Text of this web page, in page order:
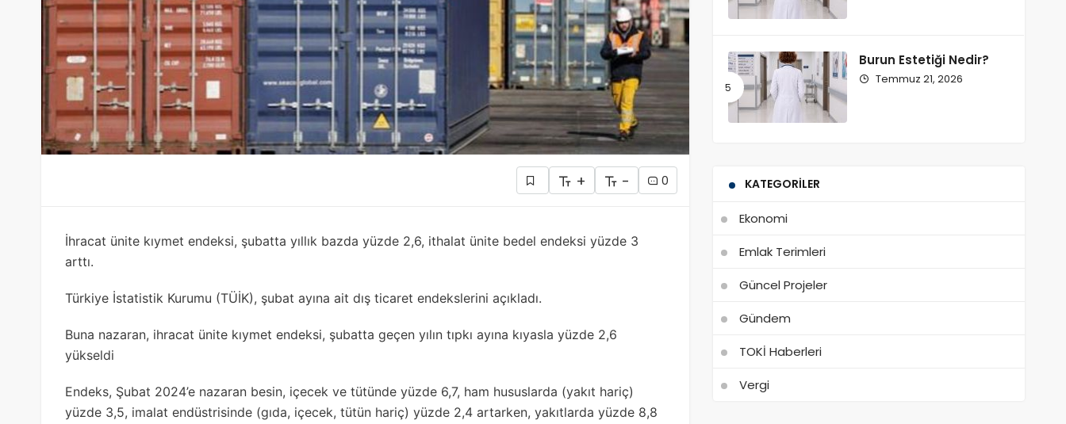
+ - 0
İhracat ünite kıymet endeksi, şubatta yıllık bazda yüzde 2,6, ithalat ünite bedel endeksi yüzde 3
arttı.
Türkiye İstatistik Kurumu (TÜİK), şubat ayına ait dış ticaret endekslerini açıkladı.
Buna nazaran, ihracat ünite kıymet endeksi, şubatta geçen yılın tıpkı ayına kıyasla yüzde 2,6
yükseldi
Endeks, Şubat 2024’e nazaran besin, içecek ve tütünde yüzde 6,7, ham hususlarda (yakıt hariç)
yüzde 3,5, imalat endüstrisinde (gıda, içecek, tütün hariç) yüzde 2,4 artarken, yakıtlarda yüzde 8,8
Burun Estetiği Nedir?
Temmuz 21, 2026
KATEGORILER
Ekonomi
Emlak Terimleri
Güncel Projeler
Gündem
TOKİ Haberleri
Vergi